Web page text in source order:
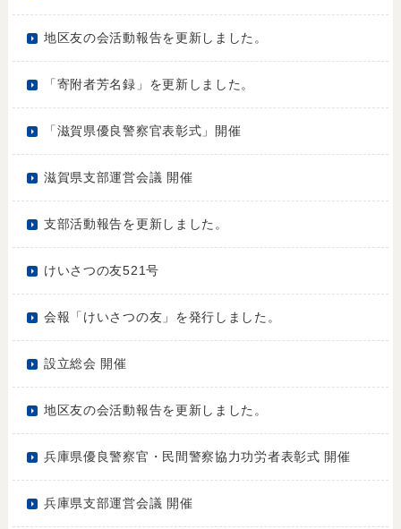
地区友の会活動報告を更新しました。
「寄附者芳名録」を更新しました。
「滋賀県優良警察官表彰式」開催
滋賀県支部運営会議 開催
支部活動報告を更新しました。
けいさつの友521号
会報「けいさつの友」を発行しました。
設立総会 開催
地区友の会活動報告を更新しました。
兵庫県優良警察官・民間警察協力功労者表彰式 開催
兵庫県支部運営会議 開催